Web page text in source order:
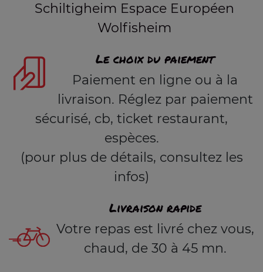
Schiltigheim Espace Européen
Wolfisheim
Le choix du paiement
Paiement en ligne ou à la
livraison. Réglez par paiement
sécurisé, cb, ticket restaurant,
espèces.
(pour plus de détails, consultez les
infos)
Livraison rapide
Votre repas est livré chez vous,
chaud, de 30 à 45 mn.